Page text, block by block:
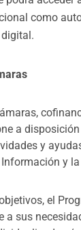
a
y
Información y
el
y/